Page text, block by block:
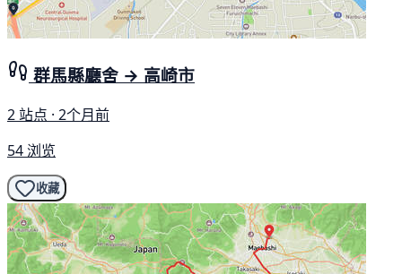
群馬縣廳舍 → 高崎市
2 站点 · 2个月前
54 浏览
收藏